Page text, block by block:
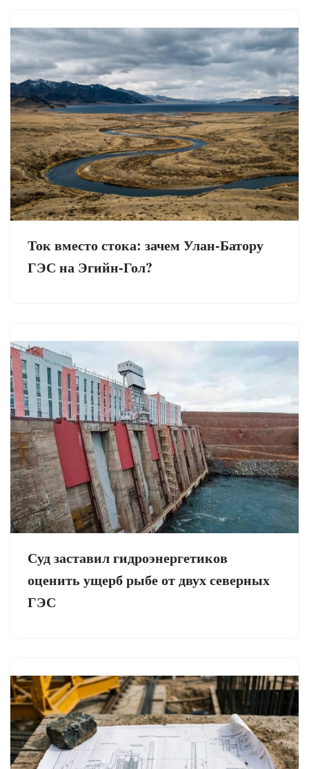
Ток вместо стока: зачем Улан-Батору
ГЭС на Эгийн-Гол?
Суд заставил гидроэнергетиков
оценить ущерб рыбе от двух северных
ГЭС